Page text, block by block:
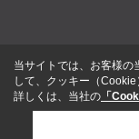
当サイトでは、お客様の
して、クッキー（Cookie
詳しくは、当社の 「